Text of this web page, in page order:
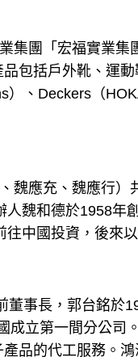
集團「宏福實業
包括戶外靴、運
、Deckers（
魏應充、魏應行
魏和德於1958年
中國投資，後來
事長，郭台銘於
立第一間分公司
品的代工服務。